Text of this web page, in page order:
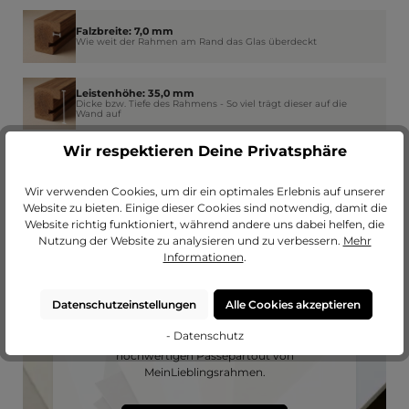
Falzbreite: 7,0 mm
Wie weit der Rahmen am Rand das Glas überdeckt
Leistenhöhe: 35,0 mm
Dicke bzw. Tiefe des Rahmens - So viel trägt dieser auf die
Wand auf
Passendes Passepartout?
Erweitere deinen Rahmen mit einem
hochwertigen Passepartout von
MeinLieblingsrahmen.
Wir respektieren Deine Privatsphäre
Wir verwenden Cookies, um dir ein optimales Erlebnis auf unserer
Website zu bieten. Einige dieser Cookies sind notwendig, damit die
Website richtig funktioniert, während andere uns dabei helfen, die
Nutzung der Website zu analysieren und zu verbessern. Mehr
Informationen.
Datenschutzeinstellungen Alle Cookies akzeptieren
- Datenschutz